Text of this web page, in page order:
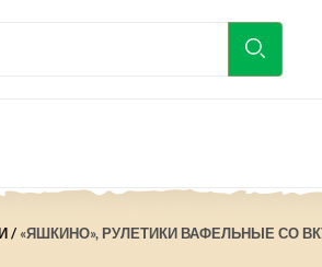
«ЯШКИНО», РУЛЕТИКИ ВАФЕЛЬНЫЕ СО